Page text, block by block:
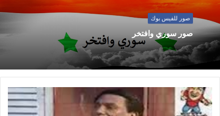
صور للفيس بوك
صور سوري وافتخر